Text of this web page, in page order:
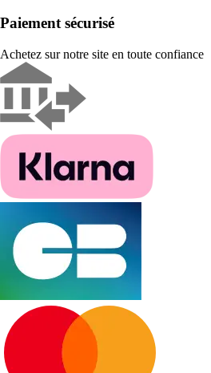
Paiement sécurisé
Achetez sur notre site en toute confiance